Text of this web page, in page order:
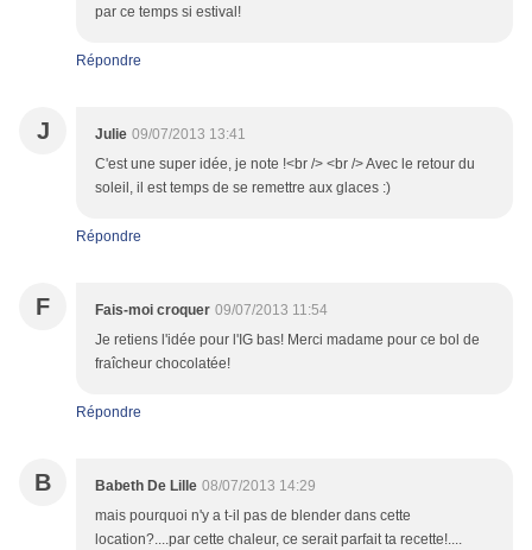
par ce temps si estival!
Répondre
J Julie 09/07/2013 13:41
C'est une super idée, je note !<br /> <br /> Avec le retour du
soleil, il est temps de se remettre aux glaces :)
Répondre
F Fais-moi croquer 09/07/2013 11:54
Je retiens l'idée pour l'IG bas! Merci madame pour ce bol de
fraîcheur chocolatée!
Répondre
B Babeth De Lille 08/07/2013 14:29
mais pourquoi n'y a t-il pas de blender dans cette
location?....par cette chaleur, ce serait parfait ta recette!....